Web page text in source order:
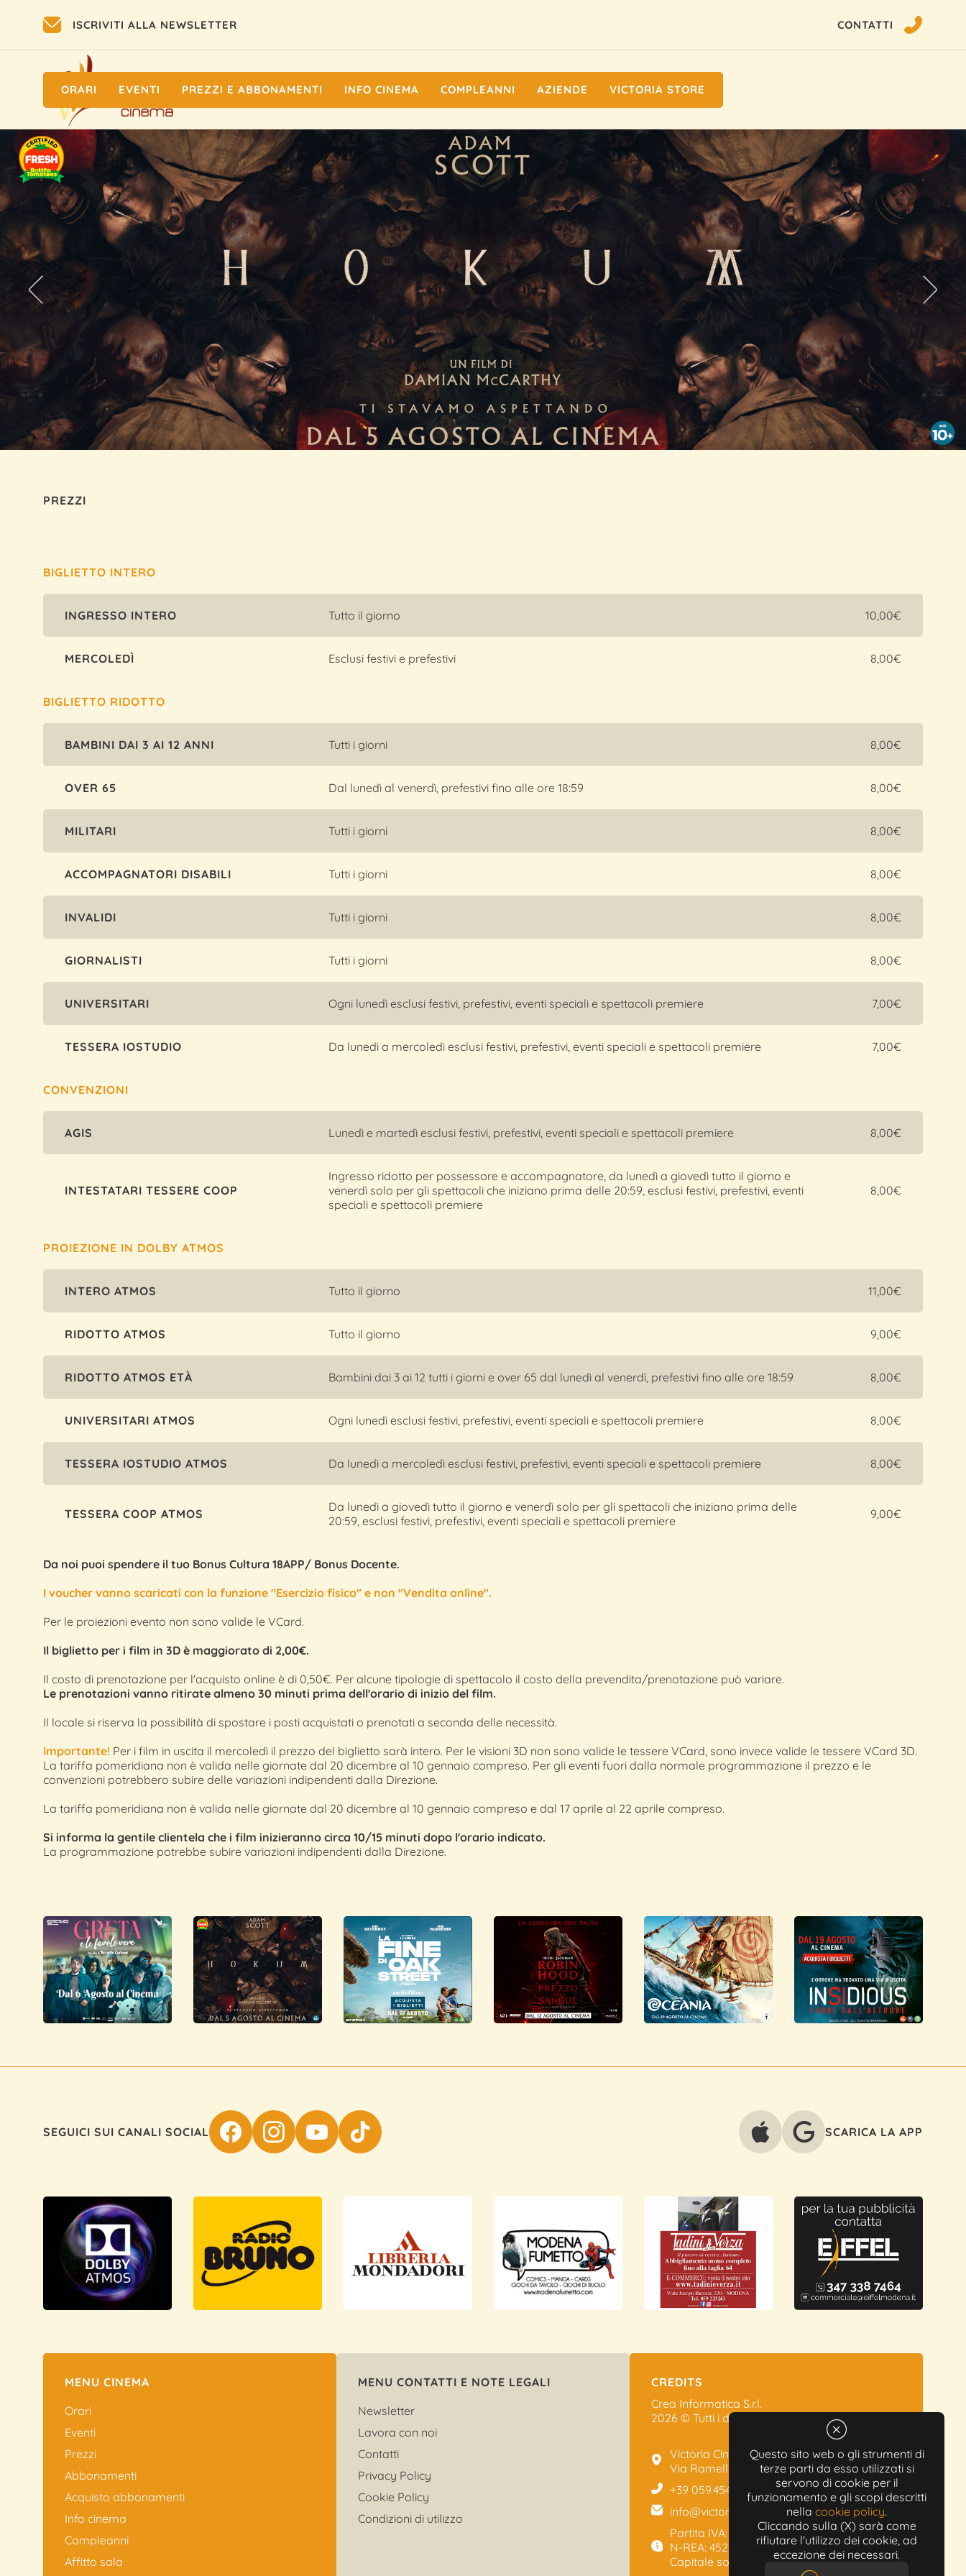
Questo sito web o gli strumenti di
terze parti da esso utilizzati si
servono di cookie per il
funzionamento e gli scopi descritti
nella cookie policy.
Cliccando sulla (X) sarà come
rifiutare l'utilizzo dei cookie, ad
eccezione dei necessari.
ISCRIVITI ALLA NEWSLETTER CONTATTI
ORARI EVENTI PREZZI E ABBONAMENTI INFO CINEMA COMPLEANNI AZIENDE VICTORIA STORE
PREZZI
BIGLIETTO INTERO
INGRESSO INTERO Tutto il giorno 10,00€
MERCOLEDÌ Esclusi festivi e prefestivi 8,00€
BIGLIETTO RIDOTTO
BAMBINI DAI 3 AI 12 ANNI Tutti i giorni 8,00€
OVER 65 Dal lunedì al venerdì, prefestivi fino alle ore 18:59 8,00€
MILITARI Tutti i giorni 8,00€
ACCOMPAGNATORI DISABILI Tutti i giorni 8,00€
INVALIDI Tutti i giorni 8,00€
GIORNALISTI Tutti i giorni 8,00€
UNIVERSITARI Ogni lunedì esclusi festivi, prefestivi, eventi speciali e spettacoli premiere 7,00€
TESSERA IOSTUDIO Da lunedì a mercoledì esclusi festivi, prefestivi, eventi speciali e spettacoli premiere 7,00€
CONVENZIONI
AGIS Lunedì e martedì esclusi festivi, prefestivi, eventi speciali e spettacoli premiere 8,00€
INTESTATARI TESSERE COOP
Ingresso ridotto per possessore e accompagnatore, da lunedì a giovedì tutto il giorno e
venerdì solo per gli spettacoli che iniziano prima delle 20:59, esclusi festivi, prefestivi, eventi
speciali e spettacoli premiere
8,00€
PROIEZIONE IN DOLBY ATMOS
INTERO ATMOS Tutto il giorno 11,00€
RIDOTTO ATMOS Tutto il giorno 9,00€
RIDOTTO ATMOS ETÀ Bambini dai 3 ai 12 tutti i giorni e over 65 dal lunedì al venerdì, prefestivi fino alle ore 18:59 8,00€
UNIVERSITARI ATMOS Ogni lunedì esclusi festivi, prefestivi, eventi speciali e spettacoli premiere 8,00€
TESSERA IOSTUDIO ATMOS Da lunedì a mercoledì esclusi festivi, prefestivi, eventi speciali e spettacoli premiere 8,00€
TESSERA COOP ATMOS
Da lunedì a giovedì tutto il giorno e venerdì solo per gli spettacoli che iniziano prima delle
20:59, esclusi festivi, prefestivi, eventi speciali e spettacoli premiere
9,00€
Da noi puoi spendere il tuo Bonus Cultura 18APP/ Bonus Docente.
I voucher vanno scaricati con la funzione "Esercizio fisico" e non "Vendita online".
Per le proiezioni evento non sono valide le VCard.
Il biglietto per i film in 3D è maggiorato di 2,00€.
Il costo di prenotazione per l'acquisto online è di 0,50€. Per alcune tipologie di spettacolo il costo della prevendita/prenotazione può variare.
Le prenotazioni vanno ritirate almeno 30 minuti prima dell'orario di inizio del film.
Il locale si riserva la possibilità di spostare i posti acquistati o prenotati a seconda delle necessità.
Importante! Per i film in uscita il mercoledì il prezzo del biglietto sarà intero. Per le visioni 3D non sono valide le tessere VCard, sono invece valide le tessere VCard 3D.
La tariffa pomeridiana non è valida nelle giornate dal 20 dicembre al 10 gennaio compreso. Per gli eventi fuori dalla normale programmazione il prezzo e le
convenzioni potrebbero subire delle variazioni indipendenti dalla Direzione.
La tariffa pomeridiana non è valida nelle giornate dal 20 dicembre al 10 gennaio compreso e dal 17 aprile al 22 aprile compreso.
Si informa la gentile clientela che i film inizieranno circa 10/15 minuti dopo l'orario indicato.
La programmazione potrebbe subire variazioni indipendenti dalla Direzione.
SEGUICI SUI CANALI SOCIAL SCARICA LA APP
MENU CINEMA
Orari
Eventi
Prezzi
Abbonamenti
Acquisto abbonamenti
Info cinema
Compleanni
Affitto sala
MENU CONTATTI E NOTE LEGALI
Newsletter
Lavora con noi
Contatti
Privacy Policy
Cookie Policy
Condizioni di utilizzo
CREDITS
Crea Informatica S.r.l.
2026 © Tutti i diritti riservati.
Victoria Cinema
Via Ramelli, 101 - Modena
+39 059.454622
info@victoriacinema.it
Partita IVA: 02603471208
N-REA: 452611
Capitale sociale: 300.000,00€